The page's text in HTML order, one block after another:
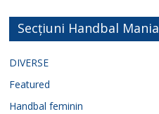
Secțiuni Handbal Mania
DIVERSE
Featured
Handbal feminin